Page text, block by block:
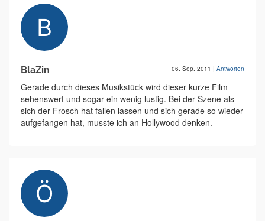
BlaZin 06. Sep. 2011 | Antworten
Gerade durch dieses Musikstück wird dieser kurze Film
sehenswert und sogar ein wenig lustig. Bei der Szene als
sich der Frosch hat fallen lassen und sich gerade so wieder
aufgefangen hat, musste ich an Hollywood denken.